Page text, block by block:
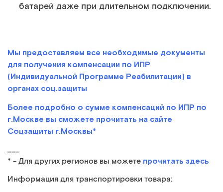
батарей даже при длительном подключении.
Мы предоставляем все необходимые документы
для получения компенсации по ИПР
(Индивидуальной Программе Реабилитации) в
органах соц.защиты
Более подробно о сумме компенсаций по ИПР по
г.Москве вы сможете прочитать на сайте
Соцзащиты г.Москвы*
___
* - Для других регионов вы можете прочитать здесь
Информация для транспортировки товара: